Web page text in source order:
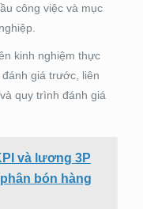
công việc và mục
kinh nghiệm thực
giá trước, liên
quy trình đánh giá
và lương 3P
bón hàng